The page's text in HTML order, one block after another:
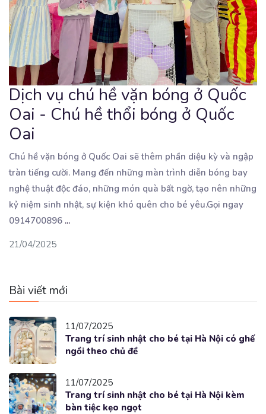
Dịch vụ chú hề vặn bóng ở Quốc
Oai - Chú hề thổi bóng ở Quốc
Oai
Chú hề vặn bóng ở Quốc Oai sẽ thêm phần diệu kỳ và ngập
tràn tiếng cười. Mang đến những màn trình diễn bóng bay
nghệ thuật độc đáo, những món quà bất ngờ, tạo nên những
kỷ niệm sinh nhật, sự kiện khó quên cho bé yêu.Gọi ngay
0914700896 ...
21/04/2025
Bài viết mới
11/07/2025
Trang trí sinh nhật cho bé tại Hà Nội có ghế
ngồi theo chủ đề
11/07/2025
Trang trí sinh nhật cho bé tại Hà Nội kèm
bàn tiệc kẹo ngọt